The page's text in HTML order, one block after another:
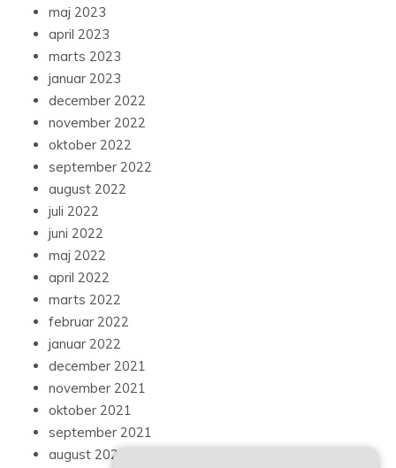
maj 2023
april 2023
marts 2023
januar 2023
december 2022
november 2022
oktober 2022
september 2022
august 2022
juli 2022
juni 2022
maj 2022
april 2022
marts 2022
februar 2022
januar 2022
december 2021
november 2021
oktober 2021
september 2021
august 2021